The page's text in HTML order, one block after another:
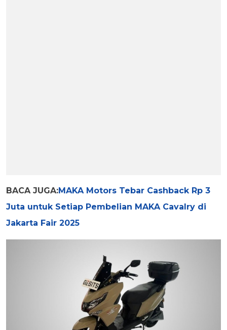
BACA JUGA:MAKA Motors Tebar Cashback Rp 3
Juta untuk Setiap Pembelian MAKA Cavalry di
Jakarta Fair 2025